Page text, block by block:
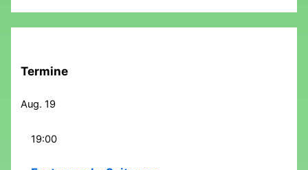
Termine
Aug.19
19:00